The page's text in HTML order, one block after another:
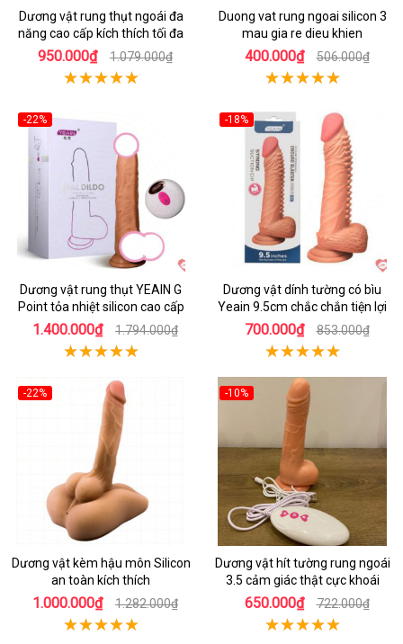
Dương vật rung thụt ngoái đa
năng cao cấp kích thích tối đa
950.000₫ 1.079.000₫
Duong vat rung ngoai silicon 3
mau gia re dieu khien
400.000₫ 506.000₫
-22%
Dương vật rung thụt YEAIN G
Point tỏa nhiệt silicon cao cấp
1.400.000₫ 1.794.000₫
-18%
Dương vật dính tường có bìu
Yeain 9.5cm chắc chắn tiện lợi
700.000₫ 853.000₫
-22%
Dương vật kèm hậu môn Silicon
an toàn kích thích
1.000.000₫ 1.282.000₫
-10%
Dương vật hít tường rung ngoái
3.5 cảm giác thật cực khoái
650.000₫ 722.000₫